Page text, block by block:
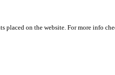
placed on the website. For more info